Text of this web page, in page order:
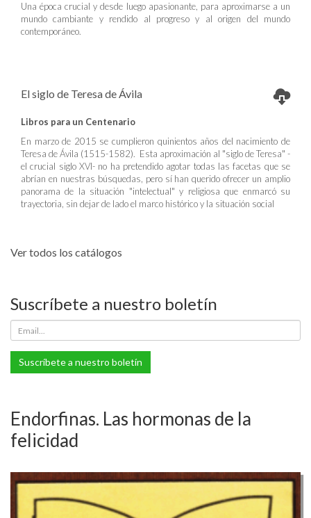
Una época crucial y desde luego apasionante, para aproximarse a un
mundo cambiante y rendido al progreso y al origen del mundo
contemporáneo.
El siglo de Teresa de Ávila
Libros para un Centenario
En marzo de 2015 se cumplieron quinientos años del nacimiento de
Teresa de Ávila (1515-1582). Esta aproximación al "siglo de Teresa" -
el crucial siglo XVI- no ha pretendido agotar todas las facetas que se
abrían en nuestras búsquedas, pero sí han querido ofrecer un amplio
panorama de la situación "intelectual" y religiosa que enmarcó su
trayectoria, sin dejar de lado el marco histórico y la situación social
Ver todos los catálogos
Suscríbete a nuestro boletín
Suscríbete a nuestro boletín
Endorfinas. Las hormonas de la
felicidad